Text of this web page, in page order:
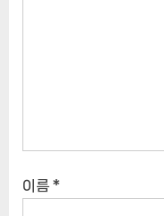
이름 *